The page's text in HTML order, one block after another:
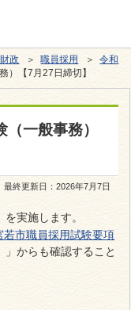
政 ＞職員採用 ＞令和
）【7月27日締切】
一般事務）
最終更新日：2026年7月7日
実施します。
若市職員採用試験要項
」からも確認すること